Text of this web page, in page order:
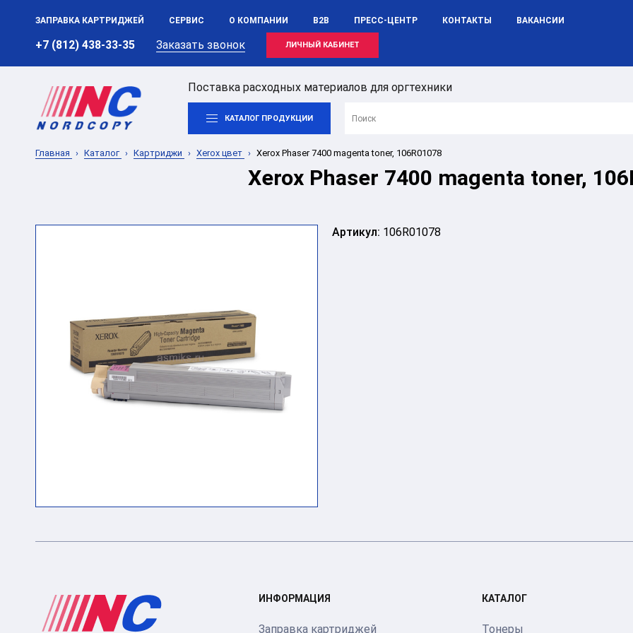
ЗАПРАВКА КАРТРИДЖЕЙ СЕРВИС О КОМПАНИИ B2B ПРЕСС-ЦЕНТР КОНТАКТЫ ВАКАНСИИ
+7 (812) 438-33-35 Заказать звонок ЛИЧНЫЙ КАБИНЕТ
Поставка расходных материалов для оргтехники
КАТАЛОГ ПРОДУКЦИИ
Главная Каталог Картриджи Xerox цвет Xerox Phaser 7400 magenta toner, 106R01078
Xerox Phaser 7400 magenta toner,
Артикул: 106R01078
ИНФОРМАЦИЯ
Заправка картриджей
КАТАЛОГ
Тонеры